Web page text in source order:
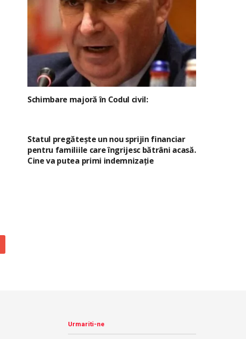
Schimbare majoră în Codul civil:
Statul pregătește un nou sprijin financiar
pentru familiile care îngrijesc bătrâni acasă.
Cine va putea primi indemnizație
Urmariti-ne